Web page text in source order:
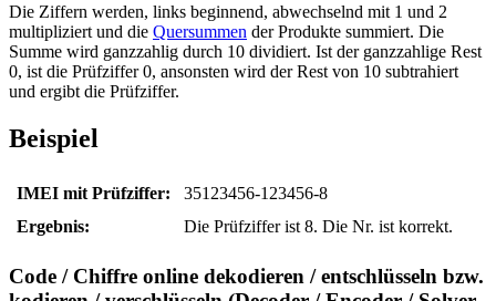
Die Ziffern werden, links beginnend, abwechselnd mit 1 und 2
multipliziert und die Quersummen der Produkte summiert. Die
Summe wird ganzzahlig durch 10 dividiert. Ist der ganzzahlige Rest
0, ist die Prüfziffer 0, ansonsten wird der Rest von 10 subtrahiert
und ergibt die Prüfziffer.
Beispiel
IMEI mit Prüfziffer:
35123456-123456-8
Ergebnis:
Die Prüfziffer ist 8. Die Nr. ist korrekt.
Code / Chiffre online dekodieren / entschlüsseln bzw.